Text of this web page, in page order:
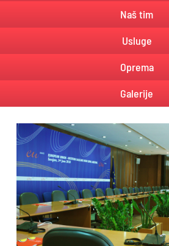
Naš tim
Usluge
Oprema
Galerije